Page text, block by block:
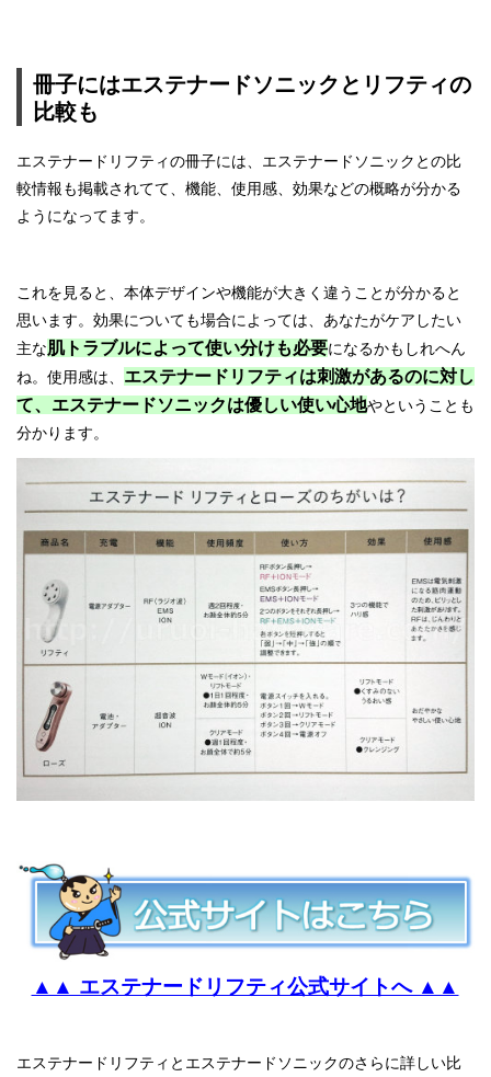
冊子にはエステナードソニックとリフティの
比較も
エステナードリフティの冊子には、エステナードソニックとの比
較情報も掲載されてて、機能、使用感、効果などの概略が分かる
ようになってます。
これを見ると、本体デザインや機能が大きく違うことが分かると
思います。効果についても場合によっては、あなたがケアしたい
主な肌トラブルによって使い分けも必要になるかもしれへん
ね。使用感は、 エステナードリフティは刺激があるのに対し
て、エステナードソニックは優しい使い心地やということも
分かります。
▲▲ エステナードリフティ公式サイトへ ▲▲
エステナードリフティとエステナードソニックのさらに詳しい比